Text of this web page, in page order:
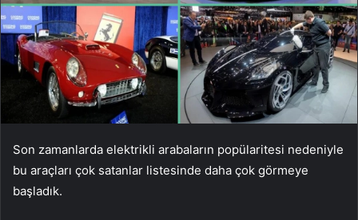
Son zamanlarda elektrikli arabaların popülaritesi nedeniyle
bu araçları çok satanlar listesinde daha çok görmeye
başladık.